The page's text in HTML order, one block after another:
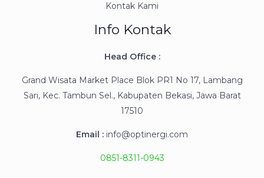
Kontak Kami
Info Kontak
Head Office :
Grand Wisata Market Place Blok PR1 No 17, Lambang
Sari, Kec. Tambun Sel., Kabupaten Bekasi, Jawa Barat
17510
Email : info@optinergi.com
0851-8311-0943